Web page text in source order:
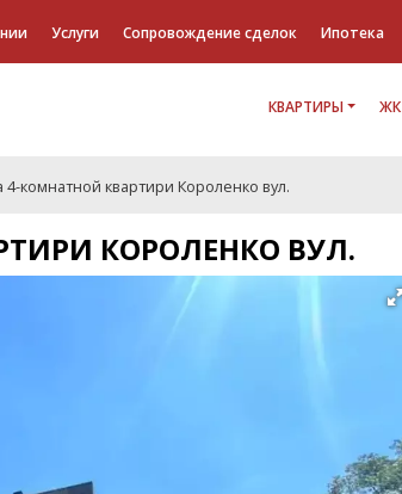
Услуги Сопровождение сделок Ипотека
КВАРТИРЫ ЖК
комнатной квартири Короленко вул.
КОРОЛЕНКО ВУЛ.